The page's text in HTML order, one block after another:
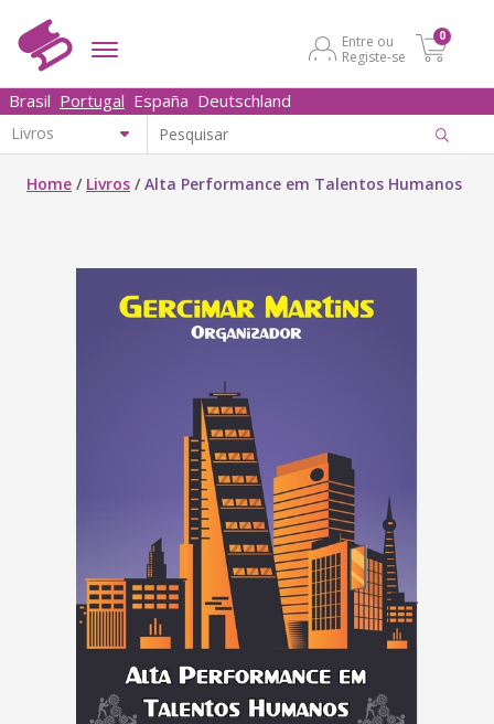
Entre ou
Registe-se
0
Brasil Portugal España Deutschland
Home / Livros /Alta Performance em Talentos Humanos